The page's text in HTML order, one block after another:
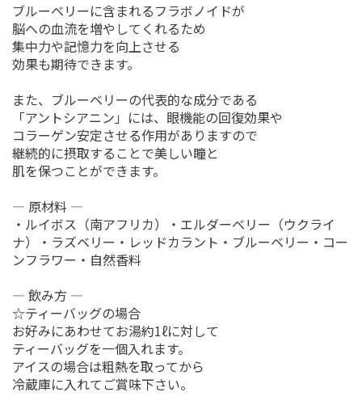
ブルーベリーに含まれるフラボノイドが
脳への血流を増やしてくれるため
集中力や記憶力を向上させる
効果も期待できます。
また、ブルーベリーの代表的な成分である
「アントシアニン」には、眼機能の回復効果や
コラーゲン安定させる作用がありますので
継続的に摂取することで美しい瞳と
肌を保つことができます。
― 原材料 ―
・ルイボス（南アフリカ）・エルダーベリー（ウクライ
ナ）・ラズベリー・レッドカラント・ブルーベリー・コー
ンフラワー・自然香料
― 飲み方 ―
☆ティーバッグの場合
お好みにあわせてお湯約1ℓに対して
ティーバッグを一個入れます。
アイスの場合は粗熱を取ってから
冷蔵庫に入れてご賞味下さい。